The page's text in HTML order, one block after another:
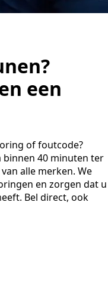
een
of foutcode?
40 minuten ter
alle merken. We
en zorgen dat u
Bel direct, ook